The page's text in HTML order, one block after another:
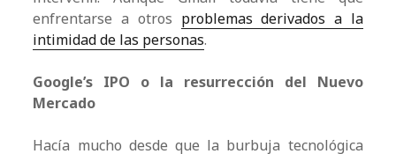
enfrentarse a otros problemas derivados a la
intimidad de las personas.
Google’s IPO o la resurrección del Nuevo
Mercado
Hacía mucho desde que la burbuja tecnológica